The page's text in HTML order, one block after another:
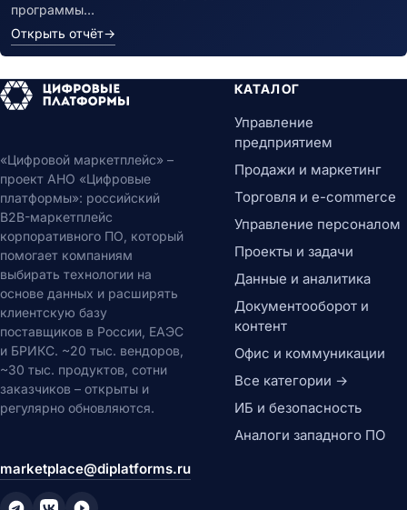
программы…
Открыть отчёт→
«Цифровой маркетплейс» –
проект АНО «Цифровые
платформы»: российский
B2B-маркетплейс
корпоративного ПО, который
помогает компаниям
выбирать технологии на
основе данных и расширять
клиентскую базу
поставщиков в России, ЕАЭС
и БРИКС. ~20 тыс. вендоров,
~30 тыс. продуктов, сотни
заказчиков – открыты и
регулярно обновляются.
marketplace@diplatforms.ru
КАТАЛОГ
Управление
предприятием
Продажи и маркетинг
Торговля и e-commerce
Управление персоналом
Проекты и задачи
Данные и аналитика
Документооборот и
контент
Офис и коммуникации
Все категории →
ИБ и безопасность
Аналоги западного ПО